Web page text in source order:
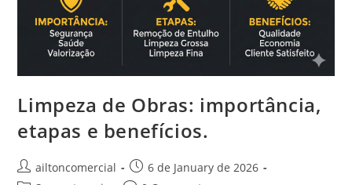
Limpeza de Obras: importância,
etapas e benefícios.
ailtoncomercial
6 de January de 2026